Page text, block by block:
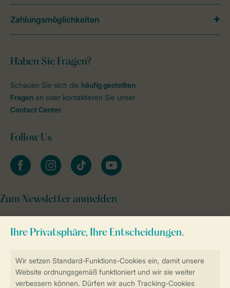
Haben Sie Fragen?
Schauen Sie sich die häufig gestellten
Fragen an oder kontaktieren Sie unser
Contact Center.
Follow Us
facebookinstagramtiktok youtube
Zum Newsletter anmelden
Zahlungsmöglichkeiten